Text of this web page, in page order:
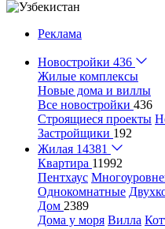
Реклама
Новостройки 436
Жилые комплексы
Новые дома и виллы
Все новостройки 436
Строящиеся проекты
Застройщики 192
Жилая 14381
Квартира 11992
Пентхаус
Однокомнатные
Дом 2389
Дома у моря Вилла